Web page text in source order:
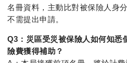
名冊資料，主動比對被保險人身
不需提出申請。
Q3：災區受災被保險人如何知悉
險費獲得補助？